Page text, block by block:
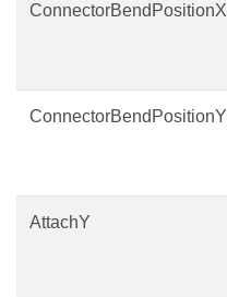
ConnectorBendPositionX
ConnectorBendPositionY
AttachY